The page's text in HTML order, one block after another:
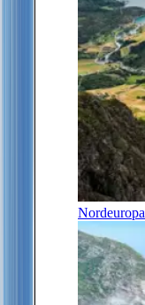
Nordeuropa